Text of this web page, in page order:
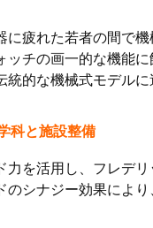
疲れた若者の間で
チの画一的な機能
的な機械式モデルに
科と施設整備
を活用し、フレデ
シナジー効果によ